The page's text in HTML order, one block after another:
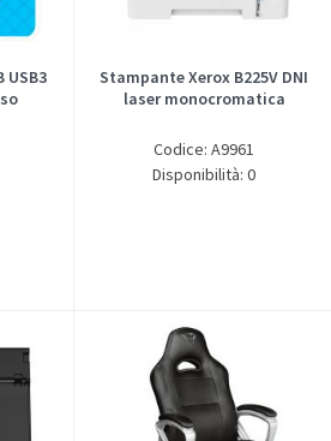
USB3
Stampante Xerox B225V DNI
laser monocromatica
Codice: A9961
Disponibilità: 0